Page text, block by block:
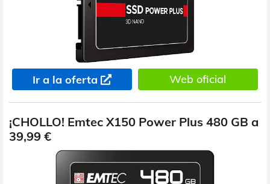
Ir a la oferta Web oficial
¡CHOLLO! Emtec X150 Power Plus 480 GB a
39,99 €